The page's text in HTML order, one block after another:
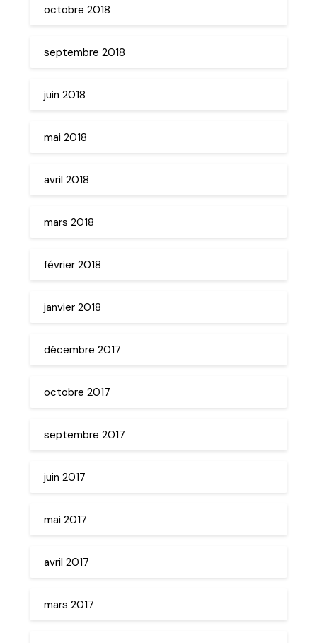
octobre 2018
septembre 2018
juin 2018
mai 2018
avril 2018
mars 2018
février 2018
janvier 2018
décembre 2017
octobre 2017
septembre 2017
juin 2017
mai 2017
avril 2017
mars 2017